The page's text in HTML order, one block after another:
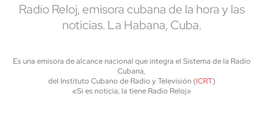
Radio Reloj, emisora cubana de la hora y las
noticias. La Habana, Cuba.
Es una emisora de alcance nacional que integra el Sistema de la Radio
Cubana,
del Instituto Cubano de Radio y Televisión (ICRT)
«Si es noticia, la tiene Radio Reloj»